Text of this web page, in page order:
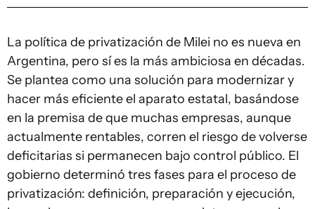
La política de privatización de Milei no es nueva en
Argentina, pero sí es la más ambiciosa en décadas.
Se plantea como una solución para modernizar y
hacer más eficiente el aparato estatal, basándose
en la premisa de que muchas empresas, aunque
actualmente rentables, corren el riesgo de volverse
deficitarias si permanecen bajo control público. El
gobierno determinó tres fases para el proceso de
privatización: definición, preparación y ejecución,